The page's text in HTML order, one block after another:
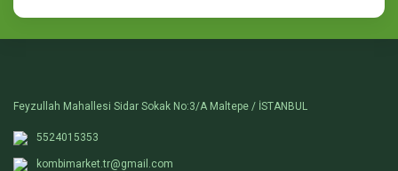
Feyzullah Mahallesi Sidar Sokak No:3/A Maltepe / İSTANBUL
5524015353
kombimarket.tr@gmail.com